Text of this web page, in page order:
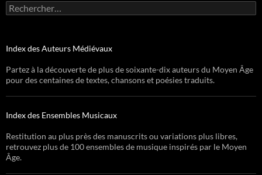
Rechercher :
Index des Auteurs Médiévaux
Partez à la découverte de plus de soixante-dix auteurs du Moyen Âge
pour des centaines de textes, chansons et poésies traduits.
Index des Ensembles Musicaux
Restitution au plus près des manuscrits ou variations plus libres,
retrouvez plus de 100 ensembles de musique inspirés par le Moyen
Âge.